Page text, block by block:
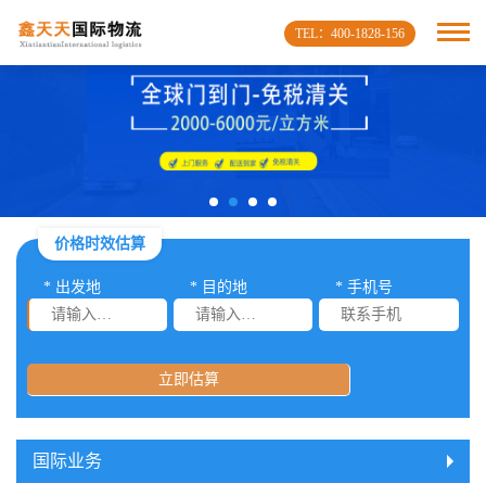
TEL：400-1828-156
价格时效估算
* 出发地 * 目的地 * 手机号
立即估算
国际业务